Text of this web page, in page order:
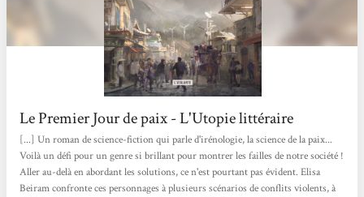
Le Premier Jour de paix - L'Utopie littéraire
[...] Un roman de science-fiction qui parle d'irénologie, la science de la paix...
Voilà un défi pour un genre si brillant pour montrer les failles de notre société !
Aller au-delà en abordant les solutions, ce n'est pourtant pas évident. Elisa
Beiram confronte ces personnages à plusieurs scénarios de conflits violents, à